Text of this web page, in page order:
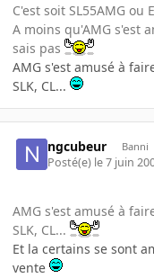
C'est soit SL55AMG ou
A moins qu'AMG s'est
sais pas
AMG s'est amusé à
SLK, CL...
ngcubeur Banni
Posté(e) le 7 juin
AMG s'est amusé à
SLK, CL...
Et la certains se sont
vente